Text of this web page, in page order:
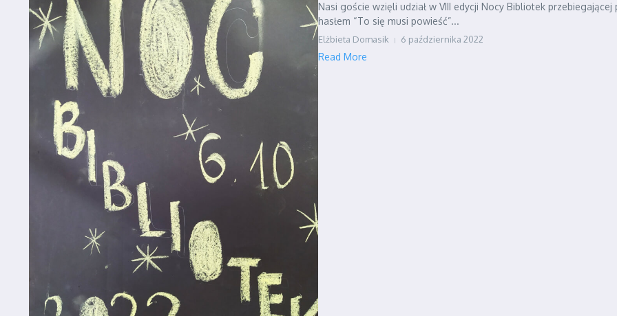
Nasi goście wzięli udział w VIII edycji Nocy Bibliotek przebiegającej
hasłem “To się musi powieść”...
Elżbieta Domasik 6 października 2022
Read More